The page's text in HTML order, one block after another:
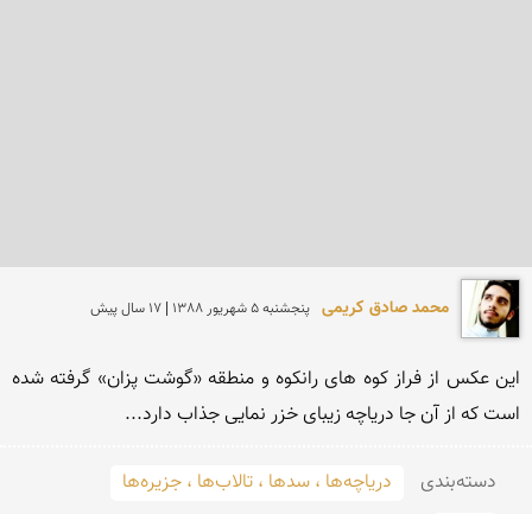
محمد صادق کریمی پنجشنبه 5 شهريور 1388 | 17 سال پیش
است که از آن جا دریاچه زیبای خزر نمایی جذاب دارد...
دسته‌بندی
دریاچه‌ها ، سدها ، تالاب‌ها ، جزیره‌ها